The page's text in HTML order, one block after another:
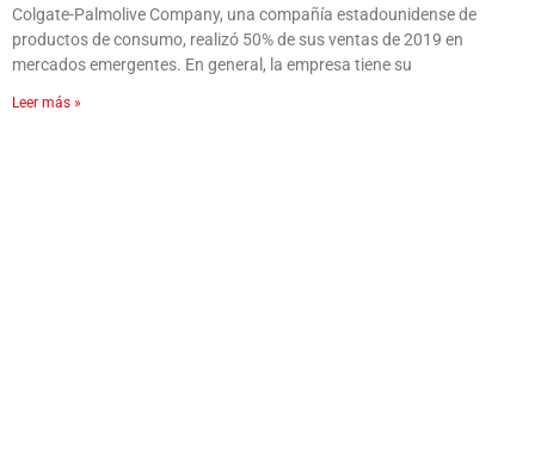
Colgate-Palmolive Company, una compañía estadounidense de
productos de consumo, realizó 50% de sus ventas de 2019 en
mercados emergentes. En general, la empresa tiene su
Leer más »